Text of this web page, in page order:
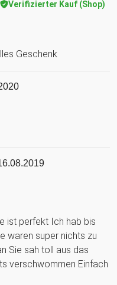
Verifizierter Kauf (Shop)
Geschenk
ist perfekt Ich hab bis
waren super nichts zu
Sie sah toll aus das
verschwommen Einfach